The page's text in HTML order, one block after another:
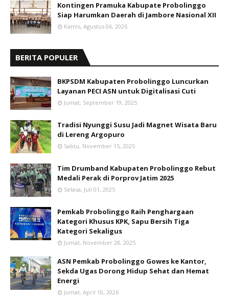
Kontingen Pramuka Kabupate Probolinggo
Siap Harumkan Daerah di Jambore Nasional XII
Kamis, Agustus 06, 2026
BERITA POPULER
BKPSDM Kabupaten Probolinggo Luncurkan
Layanan PECI ASN untuk Digitalisasi Cuti
Jumat, September 19, 2025
Tradisi Nyunggi Susu Jadi Magnet Wisata Baru
di Lereng Argopuro
Sabtu, November 15, 2025
Tim Drumband Kabupaten Probolinggo Rebut
Medali Perak di Porprov Jatim 2025
Selasa, Juli 01, 2025
Pemkab Probolinggo Raih Penghargaan
Kategori Khusus KPK, Sapu Bersih Tiga
Kategori Sekaligus
Jumat, November 28, 2025
ASN Pemkab Probolinggo Gowes ke Kantor,
Sekda Ugas Dorong Hidup Sehat dan Hemat
Energi
Jumat, April 10, 2026